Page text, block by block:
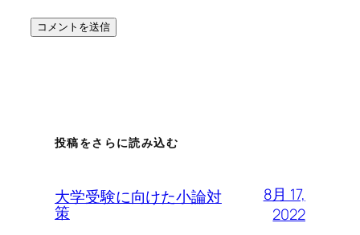
投稿をさらに読み込む
大学受験に向けた小論対
策
8月 17,
2022